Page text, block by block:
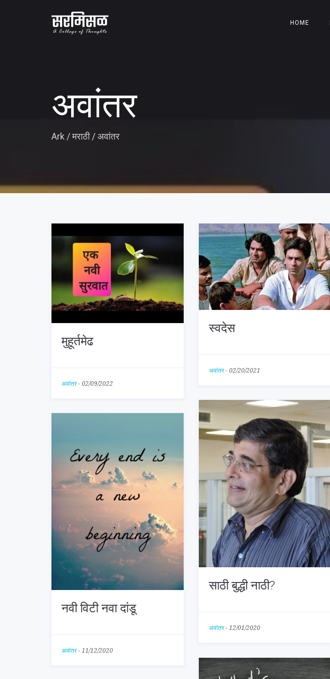
HOME
अवांतर
Ark /मराठी/अवांतर
मुहूर्तमेढ
अवांतर- 02/09/2022
स्वदेस
अवांतर- 02/20/2021
साठी बुद्धी नाठी?
अवांतर- 12/01/2020
नवी विटी नवा दांडू
अवांतर- 11/12/2020